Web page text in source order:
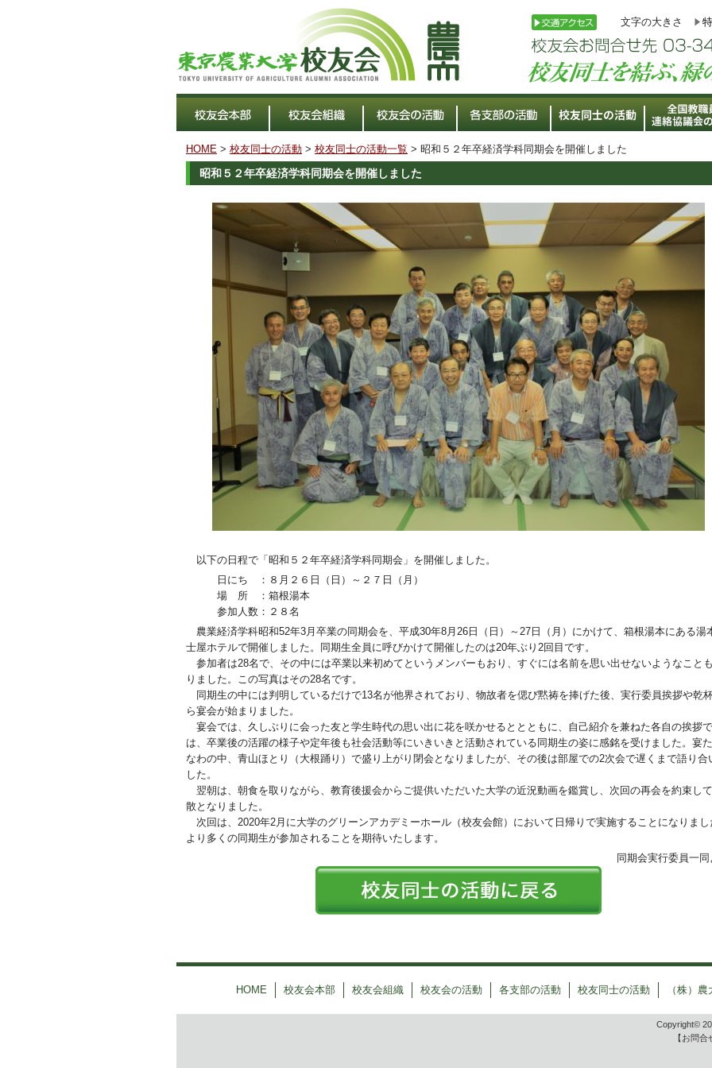
文字の大きさ 特
HOME > 校友同士の活動 > 校友同士の活動一覧 > 昭和５２年卒経済学科同期会を開催しました
昭和５２年卒経済学科同期会を開催しました
以下の日程で「昭和５２年卒経済学科同期会」を開催しました。
日にち ：８月２６日（日）～２７日（月）
場 所 ：箱根湯本
参加人数：２８名
農業経済学科昭和52年3月卒業の同期会を、平成30年8月26日（日）～27日（月）にかけて、箱根湯本にある湯
士屋ホテルで開催しました。同期生全員に呼びかけて開催したのは20年ぶり2回目です。
参加者は28名で、その中には卒業以来初めてというメンバーもおり、すぐには名前を思い出せないようなこと
りました。この写真はその28名です。
同期生の中には判明しているだけで13名が他界されており、物故者を偲び黙祷を捧げた後、実行委員挨拶や乾
ら宴会が始まりました。
宴会では、久しぶりに会った友と学生時代の思い出に花を咲かせるととともに、自己紹介を兼ねた各自の挨拶で
は、卒業後の活躍の様子や定年後も社会活動等にいきいきと活動されている同期生の姿に感銘を受けました。宴
なわの中、青山ほとり（大根踊り）で盛り上がり閉会となりましたが、その後は部屋での2次会で遅くまで語り合
した。
翌朝は、朝食を取りながら、教育後援会からご提供いただいた大学の近況動画を鑑賞し、次回の再会を約束し
散となりました。
次回は、2020年2月に大学のグリーンアカデミーホール（校友会館）において日帰りで実施することになりまし
より多くの同期生が参加されることを期待いたします。
同期会実行委員一同
HOME 校友会本部 校友会組織 校友会の活動 各支部の活動 校友同士の活動 （株）
Copyright©
【お問